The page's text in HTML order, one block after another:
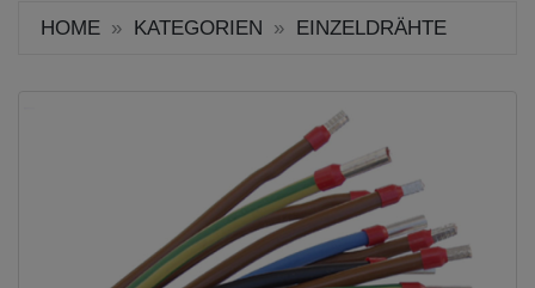
HOME KATEGORIEN EINZELDRÄHTE